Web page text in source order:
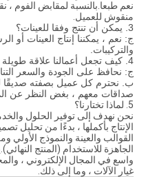
نعم طبعا.بالنسبة لمقابض الفوم ،
منقوش للعميل.
3. يمكن أن تنتج وفقا للعينات؟
ج: نعم ، يمكننا إنتاج العينات أو
والتركيبات.
4. كيف تجعل أعمالنا علاقة طويلة الأمد وجيدة؟
ج: نحافظ على الجودة والسعر
ب. نحترم كل عميل بصفته صديقًا
صداقات معهم ، بغض النظر عن
5. لماذا تختارنا؟
نحن نهدف إلى توفير الحلول
الإنتاج بأكملها ، بدءًا من تحليل
القوالب والعينة والنموذج الأولي
الجاهزة للاستخدام (المنتج
واسع في المجال الإلكتروني ،
غيار الآلات ، وما إلى ذلك.